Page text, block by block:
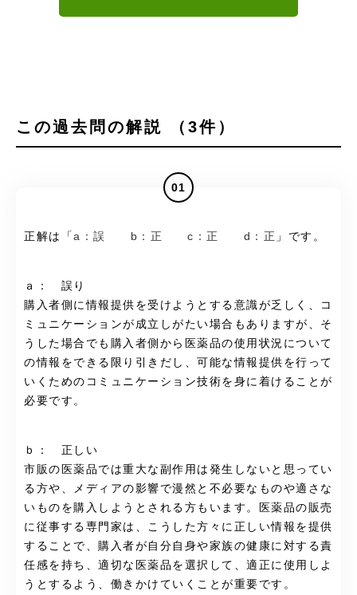
この過去問の解説 （3件）
01
正解は「 a：誤 b：正 c：正 d：正 」です。
ａ： 誤り
購入者側に情報提供を受けようとする意識が乏しく、コ
ミュニケーションが成立しがたい場合もありますが、そ
うした場合でも購入者側から医薬品の使用状況について
の情報をできる限り引きだし、可能な情報提供を行って
いくためのコミュニケーション技術を身に着けることが
必要です。
ｂ： 正しい
市販の医薬品では重大な副作用は発生しないと思ってい
る方や、メディアの影響で漫然と不必要なものや適さな
いものを購入しようとされる方もいます。医薬品の販売
に従事する専門家は、こうした方々に正しい情報を提供
することで、購入者が自分自身や家族の健康に対する責
任感を持ち、適切な医薬品を選択して、適正に使用しよ
うとするよう、働きかけていくことが重要です。